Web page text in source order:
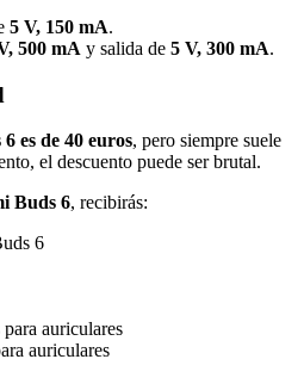
5 V, 150 mA.
500 mA y salida de 5 V, 300 mA.
es de 40 euros, pero siempre suele
el descuento puede ser brutal.
Buds 6, recibirás:
6
auriculares
auriculares